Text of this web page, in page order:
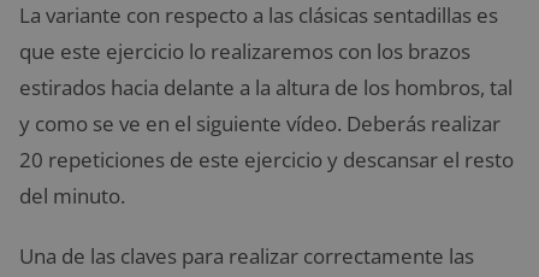
La variante con respecto a las clásicas sentadillas es
que este ejercicio lo realizaremos con los brazos
estirados hacia delante a la altura de los hombros, tal
y como se ve en el siguiente vídeo. Deberás realizar
20 repeticiones de este ejercicio y descansar el resto
del minuto.
Una de las claves para realizar correctamente las